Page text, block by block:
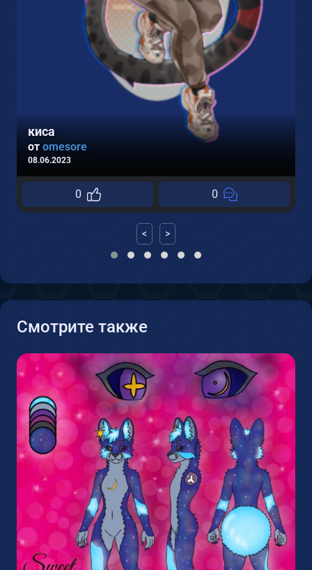
киса
от omesore
08.06.2023
0 0
< >
Смотрите также